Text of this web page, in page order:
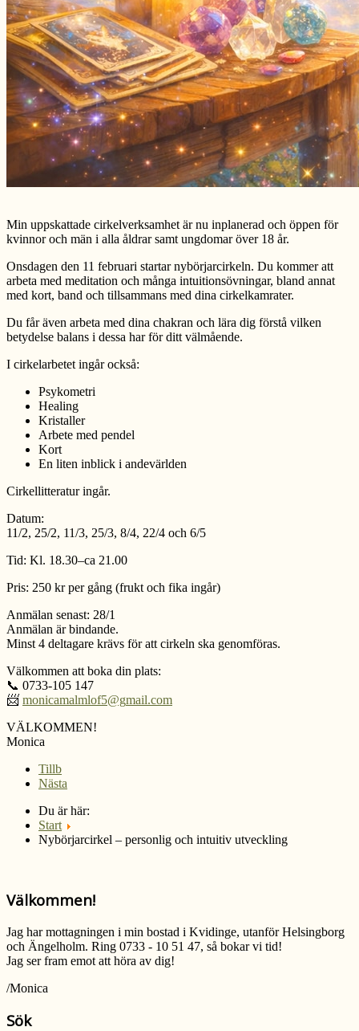
Min uppskattade cirkelverksamhet är nu inplanerad och öppen för
kvinnor och män i alla åldrar samt ungdomar över 18 år.
Onsdagen den 11 februari startar nybörjarcirkeln. Du kommer att
arbeta med meditation och många intuitionsövningar, bland annat
med kort, band och tillsammans med dina cirkelkamrater.
Du får även arbeta med dina chakran och lära dig förstå vilken
betydelse balans i dessa har för ditt välmående.
I cirkelarbetet ingår också:
Psykometri
Healing
Kristaller
Arbete med pendel
Kort
En liten inblick i andevärlden
Cirkellitteratur ingår.
Datum:
11/2, 25/2, 11/3, 25/3, 8/4, 22/4 och 6/5
Tid: Kl. 18.30–ca 21.00
Pris: 250 kr per gång (frukt och fika ingår)
Anmälan senast: 28/1
Anmälan är bindande.
Minst 4 deltagare krävs för att cirkeln ska genomföras.
Välkommen att boka din plats:
📞 0733-105 147
📨
VÄLKOMMEN!
Monica
Tillb
Nästa
Du är här:
Start
Nybörjarcirkel – personlig och intuitiv utveckling
Välkommen!
Jag har mottagningen i min bostad i Kvidinge, utanför Helsingborg
och Ängelholm. Ring 0733 - 10 51 47, så bokar vi tid!
Jag ser fram emot att höra av dig!
/Monica
Sök